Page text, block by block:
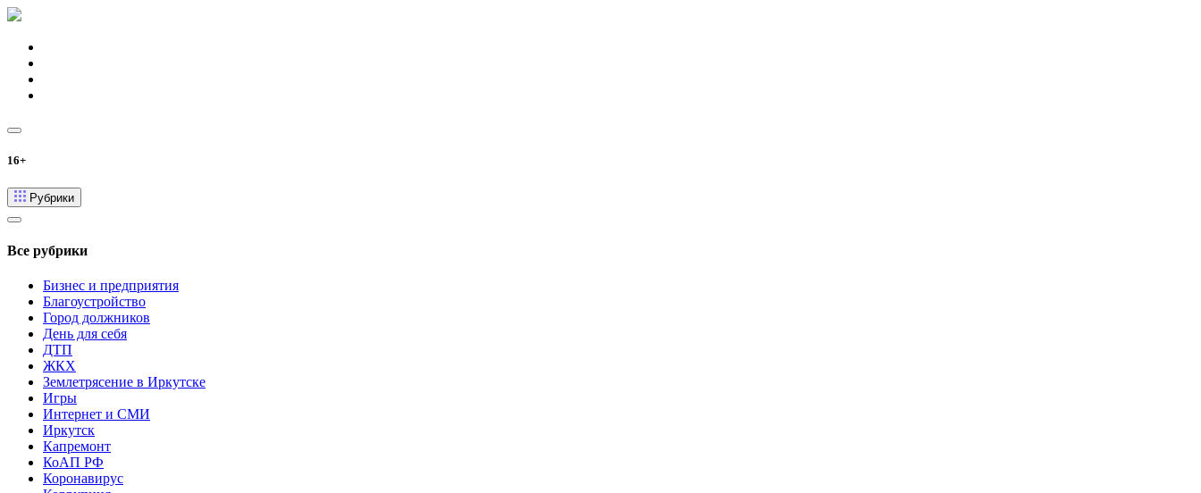
16+
Рубрики
Все рубрики
Бизнес и предприятия
Благоустройство
Город должников
День для себя
ДТП
ЖКХ
Землетрясение в Иркутске
Игры
Интернет и СМИ
Иркутск
Капремонт
КоАП РФ
Коронавирус